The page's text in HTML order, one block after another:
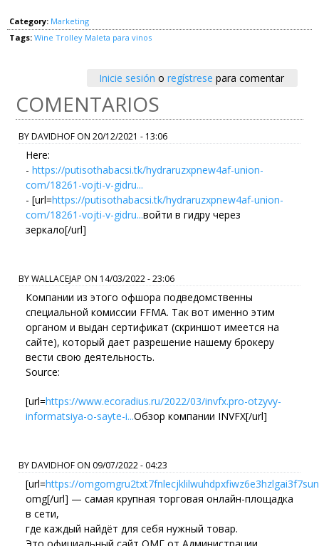
Category: Marketing
Tags: Wine Trolley Maleta para vinos
Inicie sesión o regístrese para comentar
COMENTARIOS
BYDAVIDHOF ON 20/12/2021 - 13:06
Here:
- https://putisothabacsi.tk/hydraruzxpnew4af-union-
com/18261-vojti-v-gidru...
- [url=https://putisothabacsi.tk/hydraruzxpnew4af-union-
com/18261-vojti-v-gidru...войти в гидру через
зеркало[/url]
BYWALLACEJAP ON 14/03/2022 - 23:06
Компании из этого офшора подведомственны
специальной комиссии FFMA. Так вот именно этим
органом и выдан сертификат (скриншот имеется на
сайте), который дает разрешение нашему брокеру
вести свою деятельность.
Source:
[url=https://www.ecoradius.ru/2022/03/invfx.pro-otzyvy-
informatsiya-o-sayte-i...Обзор компании INVFX[/url]
BYDAVIDHOF ON 09/07/2022 - 04:23
[url=https://
omg[/url] — самая крупная торговая онлайн-площадка
в сети,
где каждый найдёт для себя нужный товар.